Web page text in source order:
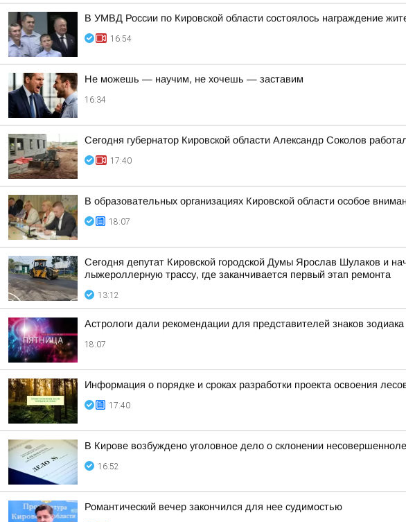
В УМВД России по Кировской области состоялось награждение
16:54
Не можешь — научим, не хочешь — заставим
16:34
Сегодня губернатор Кировской области Александр Соколов
17:40
В образовательных организациях Кировской области особое
18:07
Сегодня депутат Кировской городской Думы Ярослав Шулаков и
лыжероллерную трассу, где заканчивается первый этап ремонта
13:12
Астрологи дали рекомендации для представителей знаков зодиака
18:07
Информация о порядке и сроках разработки проекта освоения
17:40
В Кирове возбуждено уголовное дело о склонении
16:52
Романтический вечер закончился для нее судимостью